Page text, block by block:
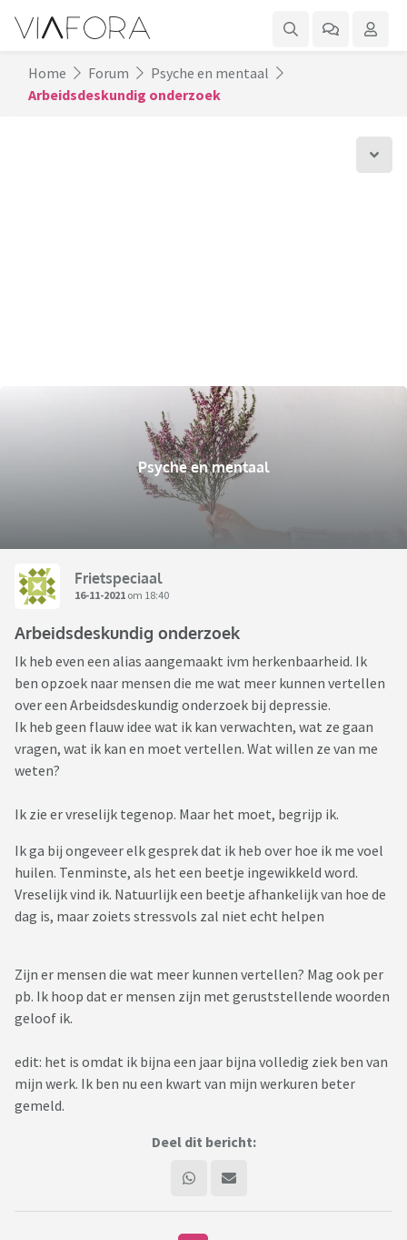
Home Forum
Psyche en mentaal
Arbeidsdeskundig onderzoek
Psyche en mentaal
Frietspeciaal
16-11-2021 om 18:40
Arbeidsdeskundig onderzoek
Ik heb even een alias aangemaakt ivm herkenbaarheid. Ik
ben opzoek naar mensen die me wat meer kunnen vertellen
over een Arbeidsdeskundig onderzoek bij depressie.
Ik heb geen flauw idee wat ik kan verwachten, wat ze gaan
vragen, wat ik kan en moet vertellen. Wat willen ze van me
weten?
Ik zie er vreselijk tegenop. Maar het moet, begrijp ik.
Ik ga bij ongeveer elk gesprek dat ik heb over hoe ik me voel
huilen. Tenminste, als het een beetje ingewikkeld word.
Vreselijk vind ik. Natuurlijk een beetje afhankelijk van hoe de
dag is, maar zoiets stressvols zal niet echt helpen
Zijn er mensen die wat meer kunnen vertellen? Mag ook per
pb. Ik hoop dat er mensen zijn met geruststellende woorden
geloof ik.
edit: het is omdat ik bijna een jaar bijna volledig ziek ben van
mijn werk. Ik ben nu een kwart van mijn werkuren beter
gemeld.
Deel dit bericht: